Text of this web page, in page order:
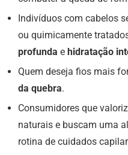
Indivíduos com cabelos
ou quimicamente
profunda e hidratação
Quem deseja fios mais
da quebra.
Consumidores que
naturais e buscam uma
rotina de cuidados